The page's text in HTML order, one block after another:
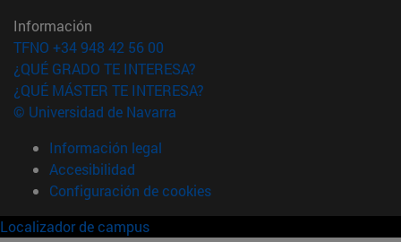
Información
TFNO +34 948 42 56 00
¿QUÉ GRADO TE INTERESA?
¿QUÉ MÁSTER TE INTERESA?
© Universidad de Navarra
Información legal
Accesibilidad
Configuración de cookies
Localizador de campus